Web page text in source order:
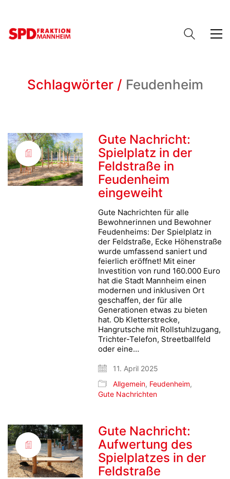
Schlagwörter / Feudenheim
Gute Nachricht:
Spielplatz in der
Feldstraße in
Feudenheim
eingeweiht
Gute Nachrichten für alle
Bewohnerinnen und Bewohner
Feudenheims: Der Spielplatz in
der Feldstraße, Ecke Höhenstraße
wurde umfassend saniert und
feierlich eröffnet! Mit einer
Investition von rund 160.000 Euro
hat die Stadt Mannheim einen
modernen und inklusiven Ort
geschaffen, der für alle
Generationen etwas zu bieten
hat. Ob Kletterstrecke,
Hangrutsche mit Rollstuhlzugang,
Trichter-Telefon, Streetballfeld
oder eine…
11. April 2025
Allgemein, Feudenheim,
Gute Nachrichten
Gute Nachricht:
Aufwertung des
Spielplatzes in der
Feldstraße